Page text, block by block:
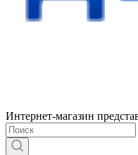
Интернет-магазин